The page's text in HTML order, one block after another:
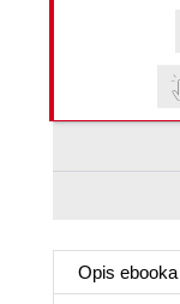
Opis ebooka